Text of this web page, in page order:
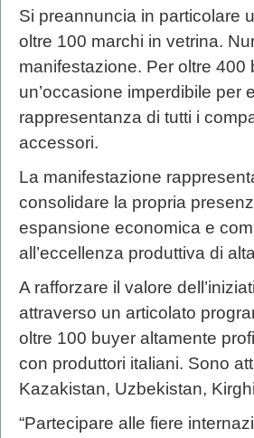
Si preannuncia in particolare
oltre 100 marchi in vetrina.
manifestazione. Per oltre
un’occasione imperdibile per
rappresentanza di tutti i
accessori.
La manifestazione
consolidare la propria
espansione economica e
all’eccellenza produttiva di
A rafforzare il valore
attraverso un articolato
oltre 100 buyer altamente
con produttori italiani. Sono
Kazakistan, Uzbekistan,
“Partecipare alle fiere